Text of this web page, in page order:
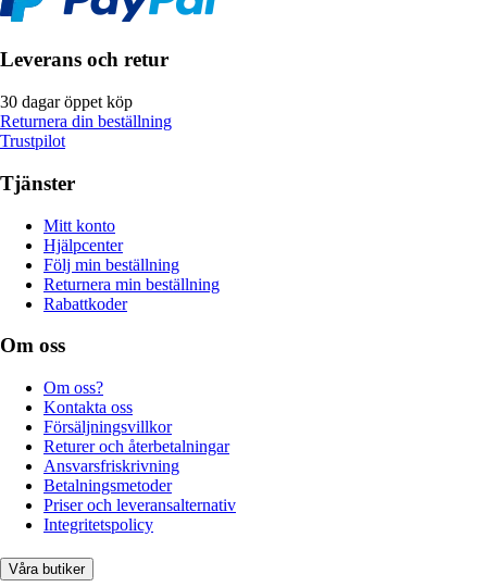
Leverans och retur
30 dagar öppet köp
Returnera din beställning
Trustpilot
Tjänster
Mitt konto
Hjälpcenter
Följ min beställning
Returnera min beställning
Rabattkoder
Om oss
Om oss?
Kontakta oss
Försäljningsvillkor
Returer och återbetalningar
Ansvarsfriskrivning
Betalningsmetoder
Priser och leveransalternativ
Integritetspolicy
Våra butiker